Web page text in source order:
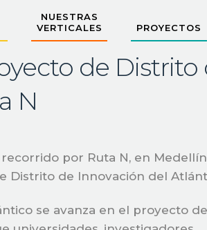
NUESTRAS
VERTICALES
PROYECTOS
de Distrito
N
por Ruta N, en
Distrito de Innovación del
se avanza en el proyecto